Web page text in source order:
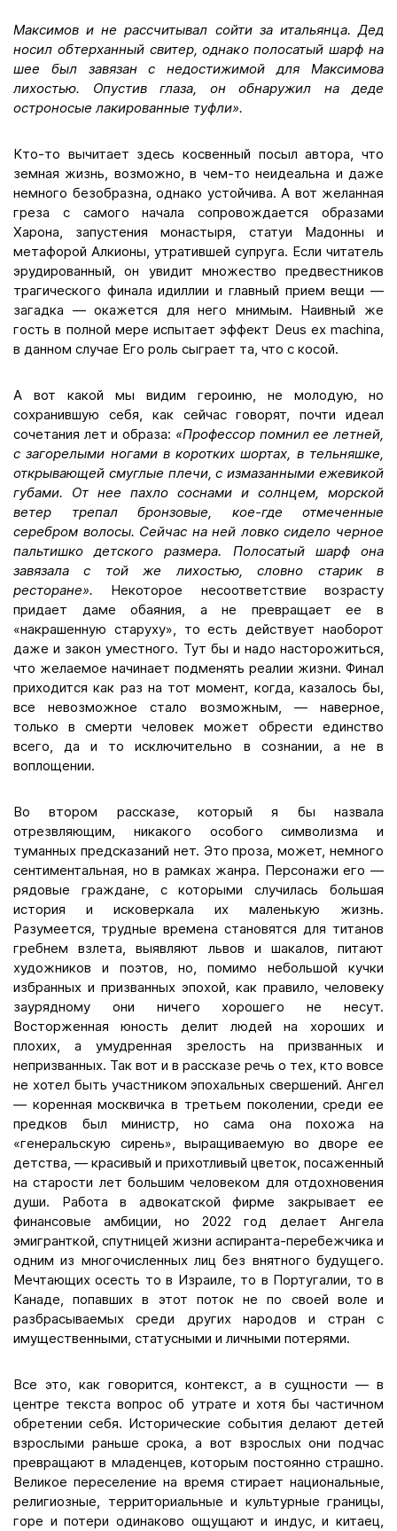
Максимов и не рассчитывал сойти за итальянца. Дед
носил обтерханный свитер, однако полосатый шарф на
шее был завязан с недостижимой для Максимова
лихостью. Опустив глаза, он обнаружил на деде
остроносые лакированные туфли».
Кто-то вычитает здесь косвенный посыл автора, что
земная жизнь, возможно, в чем-то неидеальна и даже
немного безобразна, однако устойчива. А вот желанная
греза с самого начала сопровождается образами
Харона, запустения монастыря, статуи Мадонны и
метафорой Алкионы, утратившей супруга. Если читатель
эрудированный, он увидит множество предвестников
трагического финала идиллии и главный прием вещи —
загадка — окажется для него мнимым. Наивный же
гость в полной мере испытает эффект Deus ex machina,
в данном случае Его роль сыграет та, что с косой.
А вот какой мы видим героиню, не молодую, но
сохранившую себя, как сейчас говорят, почти идеал
сочетания лет и образа: «Профессор помнил ее летней,
с загорелыми ногами в коротких шортах, в тельняшке,
открывающей смуглые плечи, с измазанными ежевикой
губами. От нее пахло соснами и солнцем, морской
ветер трепал бронзовые, кое-где отмеченные
серебром волосы. Сейчас на ней ловко сидело черное
пальтишко детского размера. Полосатый шарф она
завязала с той же лихостью, словно старик в
ресторане». Некоторое несоответствие возрасту
придает даме обаяния, а не превращает ее в
«накрашенную старуху», то есть действует наоборот
даже и закон уместного. Тут бы и надо насторожиться,
что желаемое начинает подменять реалии жизни. Финал
приходится как раз на тот момент, когда, казалось бы,
все невозможное стало возможным, — наверное,
только в смерти человек может обрести единство
всего, да и то исключительно в сознании, а не в
воплощении.
Во втором рассказе, который я бы назвала
отрезвляющим, никакого особого символизма и
туманных предсказаний нет. Это проза, может, немного
сентиментальная, но в рамках жанра. Персонажи его —
рядовые граждане, с которыми случилась большая
история и исковеркала их маленькую жизнь.
Разумеется, трудные времена становятся для титанов
гребнем взлета, выявляют львов и шакалов, питают
художников и поэтов, но, помимо небольшой кучки
избранных и призванных эпохой, как правило, человеку
заурядному они ничего хорошего не несут.
Восторженная юность делит людей на хороших и
плохих, а умудренная зрелость на призванных и
непризванных. Так вот и в рассказе речь о тех, кто вовсе
не хотел быть участником эпохальных свершений. Ангел
— коренная москвичка в третьем поколении, среди ее
предков был министр, но сама она похожа на
«генеральскую сирень», выращиваемую во дворе ее
детства, — красивый и прихотливый цветок, посаженный
на старости лет большим человеком для отдохновения
души. Работа в адвокатской фирме закрывает ее
финансовые амбиции, но 2022 год делает Ангела
эмигранткой, спутницей жизни аспиранта-перебежчика и
одним из многочисленных лиц без внятного будущего.
Мечтающих осесть то в Израиле, то в Португалии, то в
Канаде, попавших в этот поток не по своей воле и
разбрасываемых среди других народов и стран с
имущественными, статусными и личными потерями.
Все это, как говорится, контекст, а в сущности — в
центре текста вопрос об утрате и хотя бы частичном
обретении себя. Исторические события делают детей
взрослыми раньше срока, а вот взрослых они подчас
превращают в младенцев, которым постоянно страшно.
Великое переселение на время стирает национальные,
религиозные, территориальные и культурные границы,
горе и потери одинаково ощущают и индус, и китаец,